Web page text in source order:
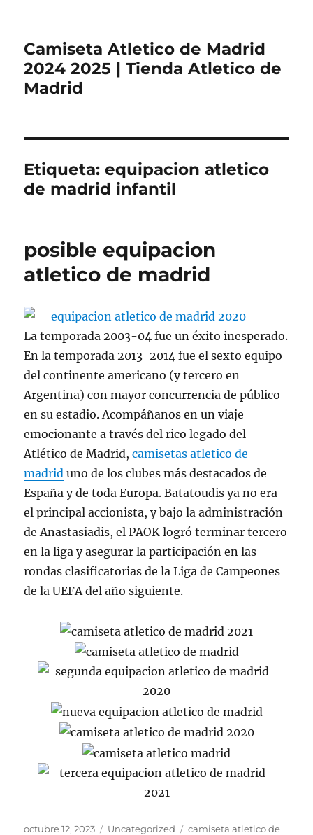
Camiseta Atletico de Madrid
2024 2025 | Tienda Atletico de
Madrid
Etiqueta:equipacion atletico
de madrid infantil
posible equipacion
atletico de madrid
La temporada 2003-04 fue un éxito inesperado.
En la temporada 2013-2014 fue el sexto equipo
del continente americano (y tercero en
Argentina) con mayor concurrencia de público
en su estadio. Acompáñanos en un viaje
emocionante a través del rico legado del
Atlético de Madrid,camisetas atletico de
madrid uno de los clubes más destacados de
España y de toda Europa. Batatoudis ya no era
el principal accionista, y bajo la administración
de Anastasiadis, el PAOK logró terminar tercero
en la liga y asegurar la participación en las
rondas clasificatorias de la Liga de Campeones
de la UEFA del año siguiente.
Publicado
octubre 12, 2023 Categorías
Uncategorized Etiquetas
camiseta atletico de